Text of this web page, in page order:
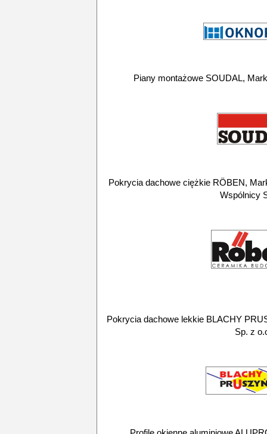
Piany montażowe SOUDAL,
Pokrycia dachowe ciężkie RÖBEN,
Wspólnicy
Pokrycia dachowe lekkie BLACHY
Sp. z